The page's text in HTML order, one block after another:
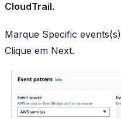
CloudTrail.
Marque Specific
Clique em Next.